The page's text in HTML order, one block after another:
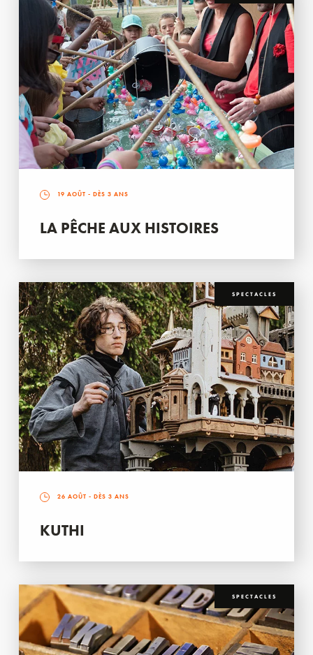
19 AOÛT - DÈS 3 ANS
LA PÊCHE AUX HISTOIRES
SPECTACLES
26 AOÛT - DÈS 3 ANS
KUTHI
SPECTACLES